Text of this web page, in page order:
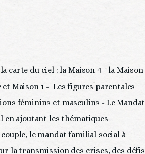
carte du ciel : la Maison 4 - la Maison
et Maison 1 -  Les figures parentales
féminins et masculins - Le Mandat
en ajoutant les thématiques
le mandat familial social à
la transmission des crises, des défis